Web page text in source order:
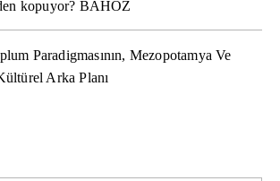
kopuyor? BAHOZ
Paradigmasının, Mezopotamya Ve
Arka Planı